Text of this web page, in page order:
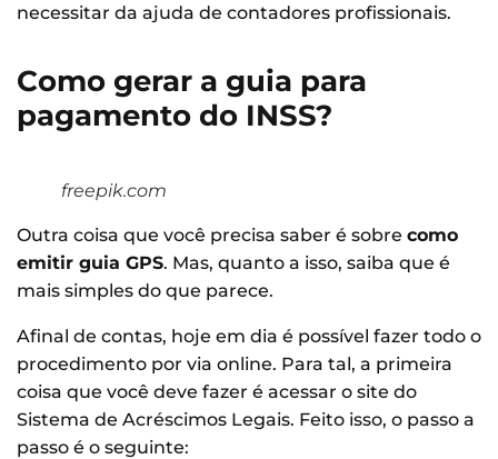
necessitar da ajuda de contadores profissionais.
Como gerar a guia para
pagamento do INSS?
freepik.com
Outra coisa que você precisa saber é sobre como
emitir guia GPS. Mas, quanto a isso, saiba que é
mais simples do que parece.
Afinal de contas, hoje em dia é possível fazer todo o
procedimento por via online. Para tal, a primeira
coisa que você deve fazer é acessar o site do
Sistema de Acréscimos Legais. Feito isso, o passo a
passo é o seguinte: